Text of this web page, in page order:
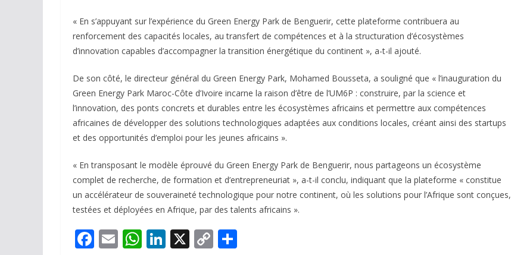
« En s’appuyant sur l’expérience du Green Energy Park de Benguerir, cette plateforme contribuera au
renforcement des capacités locales, au transfert de compétences et à la structuration d’écosystèmes
d’innovation capables d’accompagner la transition énergétique du continent », a-t-il ajouté.
De son côté, le directeur général du Green Energy Park, Mohamed Bousseta, a souligné que « l’inauguration du
Green Energy Park Maroc-Côte d’Ivoire incarne la raison d’être de l’UM6P : construire, par la science et
l’innovation, des ponts concrets et durables entre les écosystèmes africains et permettre aux compétences
africaines de développer des solutions technologiques adaptées aux conditions locales, créant ainsi des startups
et des opportunités d’emploi pour les jeunes africains ».
« En transposant le modèle éprouvé du Green Energy Park de Benguerir, nous partageons un écosystème
complet de recherche, de formation et d’entrepreneuriat », a-t-il conclu, indiquant que la plateforme « constitue
un accélérateur de souveraineté technologique pour notre continent, où les solutions pour l’Afrique sont conçues,
testées et déployées en Afrique, par des talents africains ».
F E W Li X C